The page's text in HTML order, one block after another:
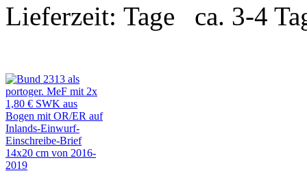
Lieferzeit: ca. 3-4